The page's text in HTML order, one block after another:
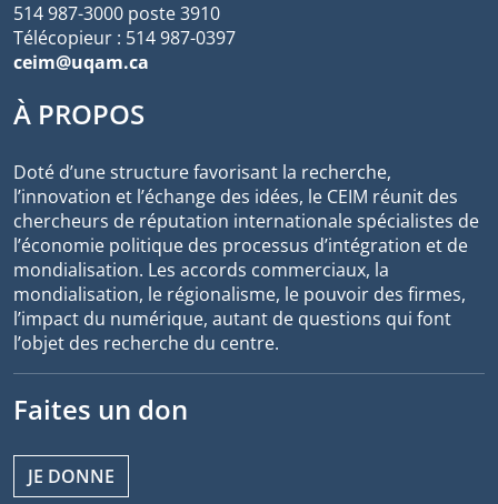
514 987-3000 poste 3910
Télécopieur : 514 987-0397
ceim@uqam.ca
À PROPOS
Doté d’une structure favorisant la recherche,
l’innovation et l’échange des idées, le CEIM réunit des
chercheurs de réputation internationale spécialistes de
l’économie politique des processus d’intégration et de
mondialisation. Les accords commerciaux, la
mondialisation, le régionalisme, le pouvoir des firmes,
l’impact du numérique, autant de questions qui font
l’objet des recherche du centre.
Faites un don
JE DONNE